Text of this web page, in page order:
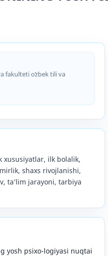
fakulteti oʻzbek tili va
xususiyatlar, ilk bolalik,
shaxs rivojlanishi,
ta’lim jarayoni, tarbiya
yosh psixo-logiyasi nuqtai